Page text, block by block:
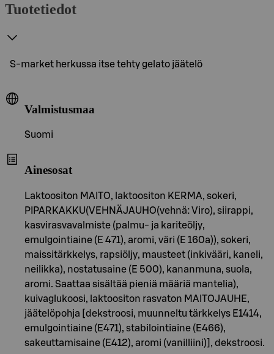
Tuotetiedot
S-market herkussa itse tehty gelato jäätelö
Valmistusmaa
Suomi
Ainesosat
Laktoositon MAITO, laktoositon KERMA, sokeri,
PIPARKAKKU(VEHNÄJAUHO(vehnä: Viro), siirappi,
kasvirasvavalmiste (palmu- ja kariteöljy,
emulgointiaine (E 471), aromi, väri (E 160a)), sokeri,
maissitärkkelys, rapsiöljy, mausteet (inkivääri, kaneli,
neilikka), nostatusaine (E 500), kananmuna, suola,
aromi. Saattaa sisältää pieniä määriä mantelia),
kuivaglukoosi, laktoositon rasvaton MAITOJAUHE,
jäätelöpohja [dekstroosi, muunneltu tärkkelys E1414,
emulgointiaine (E471), stabilointiaine (E466),
sakeuttamisaine (E412), aromi (vanilliini)], dekstroosi.